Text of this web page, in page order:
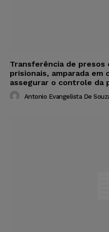
Transferência de
prisionais, amparada
assegurar o controle da
Antonio Evangelista De